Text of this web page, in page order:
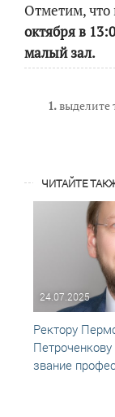
Отметим, что
октября в
малый зал.
1.выделите
ЧИТАЙТЕ
24.07.2025
Ректору
звание